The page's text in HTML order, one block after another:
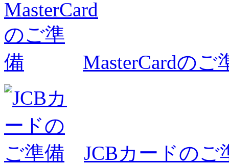
MasterCardのご
JCBカードのご